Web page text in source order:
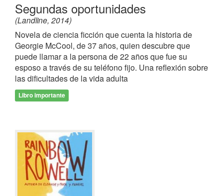
Segundas oportunidades
(Landline, 2014)
Novela de ciencia ficción que cuenta la historia de
Georgie McCool, de 37 años, quien descubre que
puede llamar a la persona de 22 años que fue su
esposo a través de su teléfono fijo. Una reflexión sobre
las dificultades de la vida adulta
Libro importante